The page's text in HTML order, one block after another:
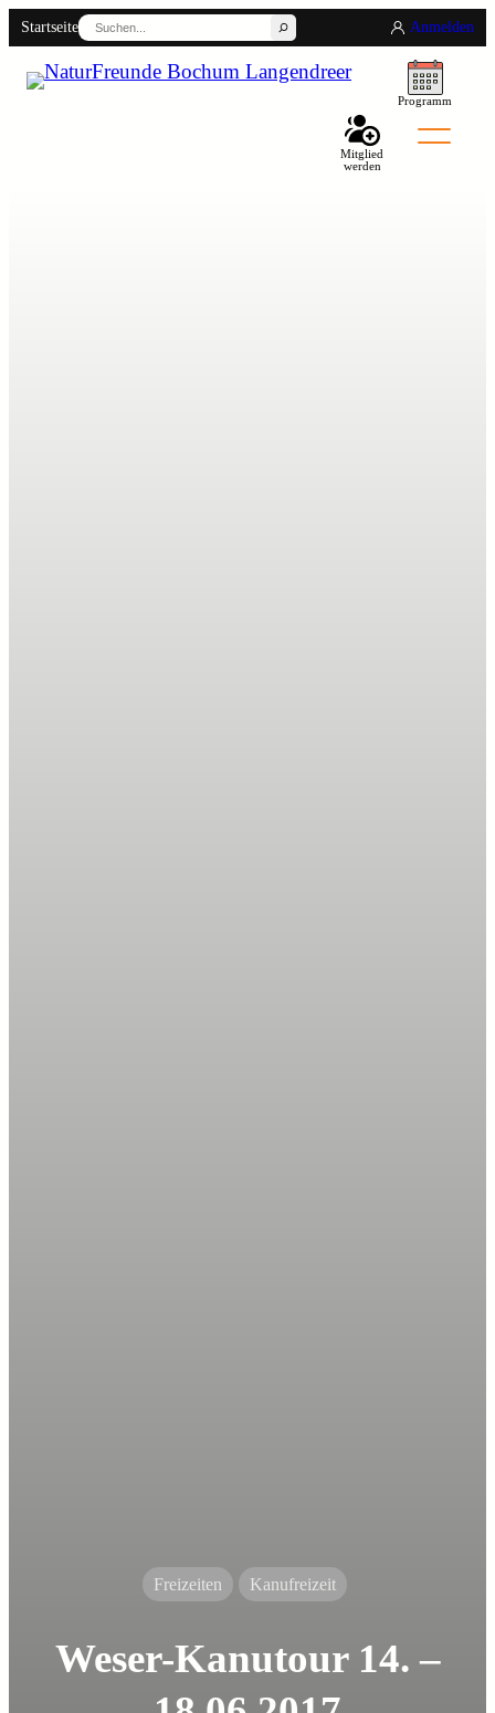
Startseite
Suchen
Anmelden
Programm
Mitglied
werden
Freizeiten Kanufreizeit
Weser-Kanutour 14. –